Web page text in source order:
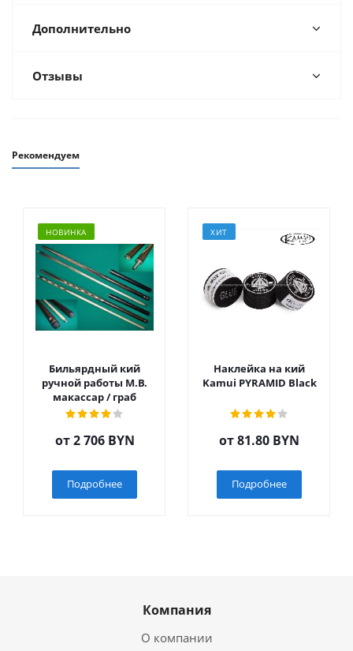
Дополнительно
Отзывы
Рекомендуем
НОВИНКА
Бильярдный кий
ручной работы М.В.
макассар / граб
от2 706 BYN
Подробнее
ХИТ
Наклейка на кий
Kamui PYRAMID Black
от81.80 BYN
Подробнее
Компания
О компании